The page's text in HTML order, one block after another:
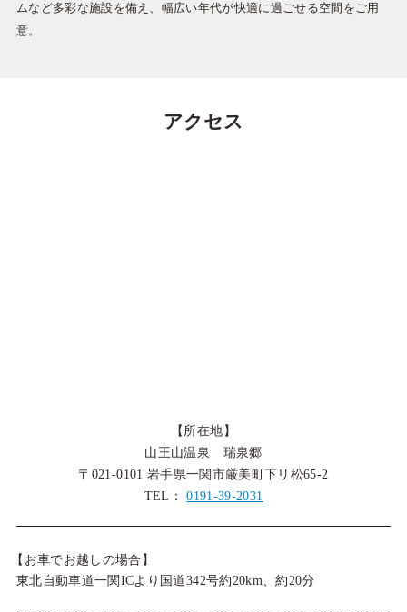
ムなど多彩な施設を備え、幅広い年代が快適に過ごせる空間をご用
意。
アクセス
【所在地】
山王山温泉 瑞泉郷
〒021-0101 岩手県一関市厳美町下リ松65-2
TEL：0191-39-2031
【お車でお越しの場合】
東北自動車道一関ICより国道342号約20km、約20分